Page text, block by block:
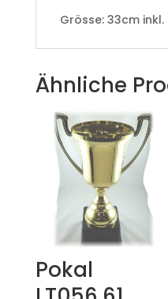
Grösse: 33cm
Ähnliche
Pokal